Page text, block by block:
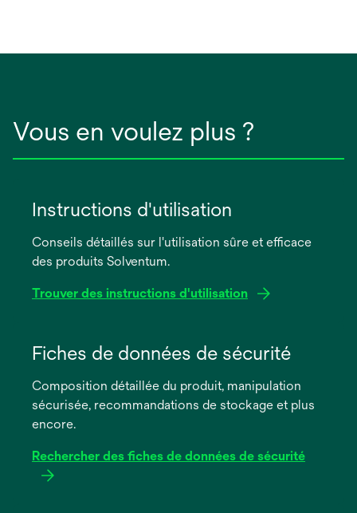
Vous en voulez plus ?
Instructions d'utilisation
Conseils détaillés sur l'utilisation sûre et efficace
des produits Solventum.
Trouver des instructions d'utilisation
dans
nouvel
onglet
Fiches de données de sécurité
Composition détaillée du produit, manipulation
sécurisée, recommandations de stockage et plus
encore.
Rechercher des fiches de données de sécurité